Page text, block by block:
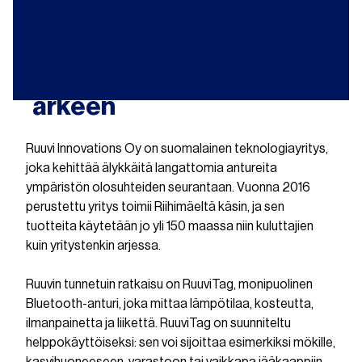
arkeen
Ruuvi Innovations Oy on suomalainen teknologiayritys,
joka kehittää älykkäitä langattomia antureita
ympäristön olosuhteiden seurantaan. Vuonna 2016
perustettu yritys toimii Riihimäeltä käsin, ja sen
tuotteita käytetään jo yli 150 maassa niin kuluttajien
kuin yritystenkin arjessa.
Ruuvin tunnetuin ratkaisu on RuuviTag, monipuolinen
Bluetooth-anturi, joka mittaa lämpötilaa, kosteutta,
ilmanpainetta ja liikettä. RuuviTag on suunniteltu
helppokäyttöiseksi: sen voi sijoittaa esimerkiksi mökille,